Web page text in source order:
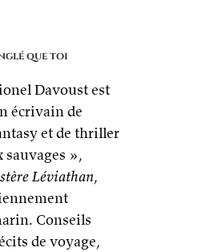
que toi
Davoust est
écrivain de
et de thriller
sauvages »,
Léviathan,
Conseils
de voyage,